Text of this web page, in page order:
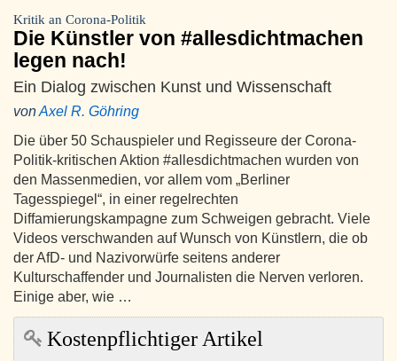
Kritik an Corona-Politik
Die Künstler von #allesdichtmachen
legen nach!
Ein Dialog zwischen Kunst und Wissenschaft
vonAxel R. Göhring
Die über 50 Schauspieler und Regisseure der Corona-
Politik-kritischen Aktion #allesdichtmachen wurden von
den Massenmedien, vor allem vom „Berliner
Tagesspiegel“, in einer regelrechten
Diffamierungskampagne zum Schweigen gebracht. Viele
Videos verschwanden auf Wunsch von Künstlern, die ob
der AfD- und Nazivorwürfe seitens anderer
Kulturschaffender und Journalisten die Nerven verloren.
Einige aber, wie …
Kostenpflichtiger Artikel